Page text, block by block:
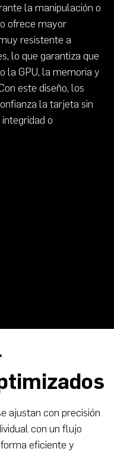
la manipulación o
ofrece mayor
resistente a
lo que garantiza que
la GPU, la memoria y
este diseño, los
la tarjeta sin
o
ajustan con precisión
con un flujo
eficiente y